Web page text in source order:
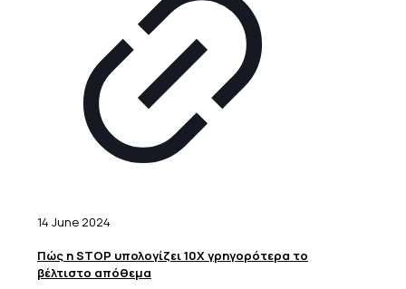
14 June 2024
Πώς η STOP υπολογίζει 10Χ γρηγορότερα το
βέλτιστο απόθεμα